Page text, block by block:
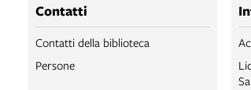
Contatti
Contatti della biblioteca
Persone